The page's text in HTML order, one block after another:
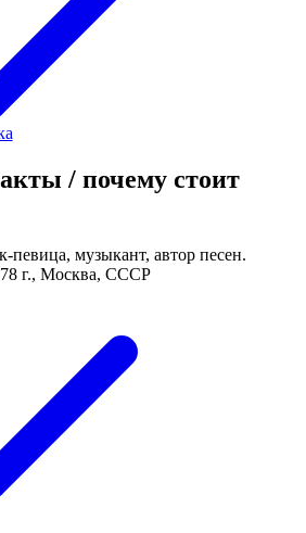
/ почему стоит
музыкант, автор песен.
г., Москва, СССР